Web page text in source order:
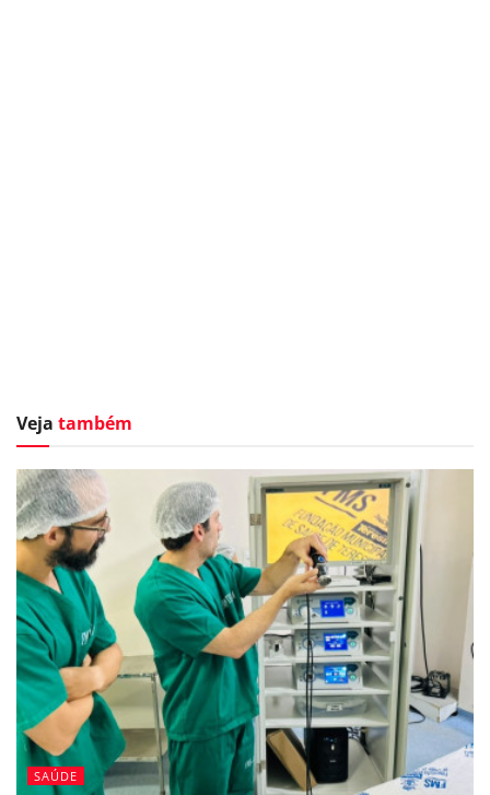
Veja também
SAÚDE